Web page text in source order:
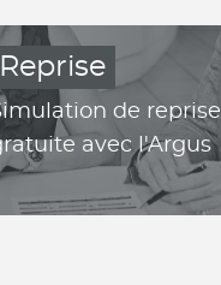
Reprise
de reprise
avec l'Argus